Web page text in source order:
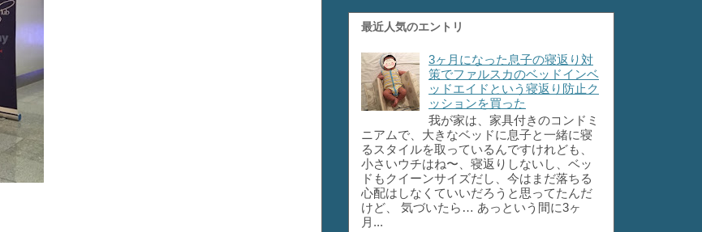
最近人気のエントリ
3ヶ月になった息子の寝返り対
策でファルスカのベッドインベ
ッドエイドという寝返り防止ク
ッションを買った
我が家は、家具付きのコンドミ
ニアムで、大きなベッドに息子と一緒に寝
るスタイルを取っているんですけれども、
小さいウチはね〜、寝返りしないし、ベッ
ドもクイーンサイズだし、今はまだ落ちる
心配はしなくていいだろうと思ってたんだ
けど、 気づいたら… あっという間に3ヶ
月...